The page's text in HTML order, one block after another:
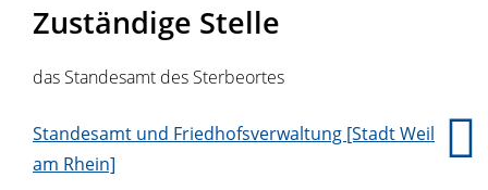
Zuständige Stelle
das Standesamt des Sterbeortes
Standesamt und Friedhofsverwaltung [Stadt Weil
am Rhein]